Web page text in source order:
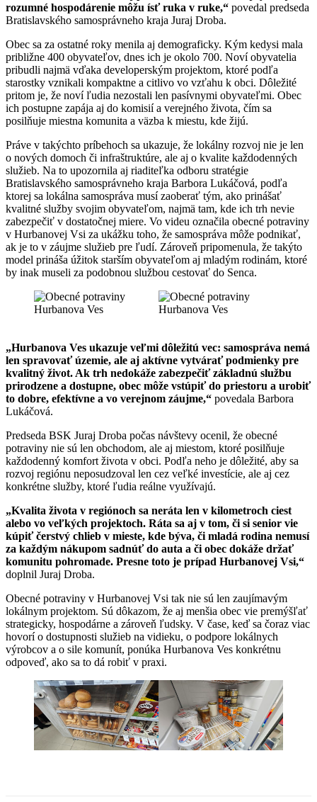
rozumné hospodárenie môžu ísť ruka v ruke,“ povedal predseda
Bratislavského samosprávneho kraja Juraj Droba.
Obec sa za ostatné roky menila aj demograficky. Kým kedysi mala
približne 400 obyvateľov, dnes ich je okolo 700. Noví obyvatelia
pribudli najmä vďaka developerským projektom, ktoré podľa
starostky vznikali kompaktne a citlivo vo vzťahu k obci. Dôležité
pritom je, že noví ľudia nezostali len pasívnymi obyvateľmi. Obec
ich postupne zapája aj do komisií a verejného života, čím sa
posilňuje miestna komunita a väzba k miestu, kde žijú.
Práve v takýchto príbehoch sa ukazuje, že lokálny rozvoj nie je len
o nových domoch či infraštruktúre, ale aj o kvalite každodenných
služieb. Na to upozornila aj riaditeľka odboru stratégie
Bratislavského samosprávneho kraja Barbora Lukáčová, podľa
ktorej sa lokálna samospráva musí zaoberať tým, ako prinášať
kvalitné služby svojim obyvateľom, najmä tam, kde ich trh nevie
zabezpečiť v dostatočnej miere. Vo videu označila obecné potraviny
v Hurbanovej Vsi za ukážku toho, že samospráva môže podnikať,
ak je to v záujme služieb pre ľudí. Zároveň pripomenula, že takýto
model prináša úžitok starším obyvateľom aj mladým rodinám, ktoré
by inak museli za podobnou službou cestovať do Senca.
„Hurbanova Ves ukazuje veľmi dôležitú vec: samospráva nemá
len spravovať územie, ale aj aktívne vytvárať podmienky pre
kvalitný život. Ak trh nedokáže zabezpečiť základnú službu
prirodzene a dostupne, obec môže vstúpiť do priestoru a urobiť
to dobre, efektívne a vo verejnom záujme,“ povedala Barbora
Lukáčová.
Predseda BSK Juraj Droba počas návštevy ocenil, že obecné
potraviny nie sú len obchodom, ale aj miestom, ktoré posilňuje
každodenný komfort života v obci. Podľa neho je dôležité, aby sa
rozvoj regiónu neposudzoval len cez veľké investície, ale aj cez
konkrétne služby, ktoré ľudia reálne využívajú.
„Kvalita života v regiónoch sa neráta len v kilometroch ciest
alebo vo veľkých projektoch. Ráta sa aj v tom, či si senior vie
kúpiť čerstvý chlieb v mieste, kde býva, či mladá rodina nemusí
za každým nákupom sadnúť do auta a či obec dokáže držať
komunitu pohromade. Presne toto je prípad Hurbanovej Vsi,“
doplnil Juraj Droba.
Obecné potraviny v Hurbanovej Vsi tak nie sú len zaujímavým
lokálnym projektom. Sú dôkazom, že aj menšia obec vie premýšľať
strategicky, hospodárne a zároveň ľudsky. V čase, keď sa čoraz viac
hovorí o dostupnosti služieb na vidieku, o podpore lokálnych
výrobcov a o sile komunít, ponúka Hurbanova Ves konkrétnu
odpoveď, ako sa to dá robiť v praxi.